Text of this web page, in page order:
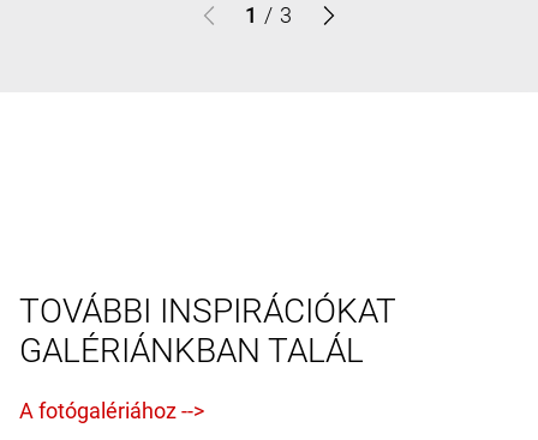
1 / 3
TOVÁBBI INSPIRÁCIÓKAT
GALÉRIÁNKBAN TALÁL